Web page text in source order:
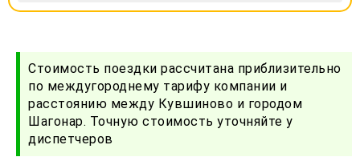
Стоимость поездки рассчитана приблизительно
по междугороднему тарифу компании и
расстоянию между Кувшиново и городом
Шагонар. Точную стоимость уточняйте у
диспетчеров